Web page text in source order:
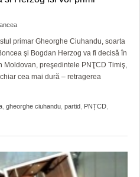
DIN TIMIŞ
primar Gheorghe Ciuhandu, soarta
şi Bogdan Herzog va fi decisă în
Moldovan, preşedintele PNŢCD Timiş,
cea mai dură – retragerea
gheorghe ciuhandu partid PNȚCD